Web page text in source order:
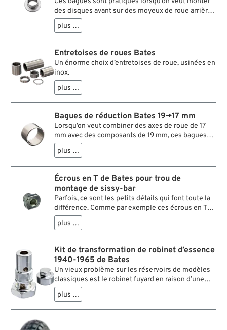
des disques avant sur des moyeux de roue arrière
avec des perçages de flange de 3/8” et 7/16”. Elles
réduisent le diamètre intérieur à 5/16” ou à 3/8”,
si bien que les vis des disques de freins sont bien
centrées.
plus …
Entretoises de roues Bates
Un énorme choix d’entretoises de roue, usinées en
inox.
plus …
Bagues de réduction Bates 19→17 mm
Lorsqu’on veut combiner des axes de roue de 17
mm avec des composants de 19 mm, ces bagues
de réduction sont très utiles. On peut les insérer
dans les roulements de roues, dans les biellettes
de fourche Springer, dans les tendeurs de chaîne
etc.
plus …
Écrous en T de Bates pour trou de
montage de sissy-bar
Parfois, ce sont les petits détails qui font toute la
différence. Comme par exemple ces écrous en T
de chez Bates. Lorsqu’on veut monter un sissy-bar
sur un cadre rigide de Big Twin 1936-1957, on le
fait généralement sur les trous de montage des
struts de garde-boue présents sur les platines
d’axes de roue. Les vis originales sont en principe
glissées par derrière à travers ces alésages et sont
serrées par devant avec un assez grand écrou
(taille de clef : 5/8”). Le problème est d’une part
qu’en raison d’un manque de place et de la
longueur de la vis, la roue arrière complète et la
plus …
Kit de transformation de robinet d’essence
1940-1965 de Bates
Un vieux problème sur les réservoirs de modèles
classiques est le robinet fuyard en raison d’une
usure et d’un mauvais alignement. C’est difficile à
résoudre et ça peu être dangereux. Ce kit de
transformation au look authentique pour les
plus …